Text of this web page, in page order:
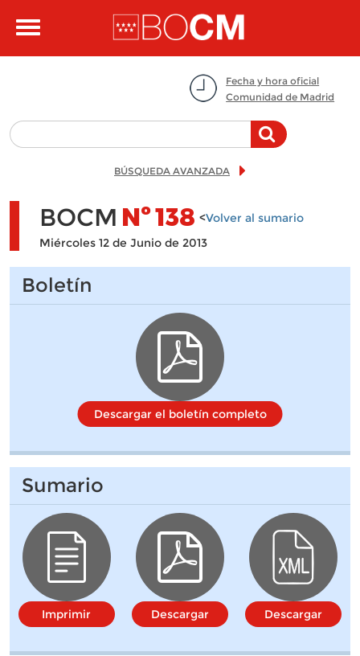
Toggle
Fecha y hora oficial
Comunidad de Madrid
BÚSQUEDA AVANZADA
BOCM Nº138 <Volver al sumario
Miércoles 12 de Junio de 2013
Boletín
Descargar el boletín completo
Sumario
Imprimir Descargar Descargar